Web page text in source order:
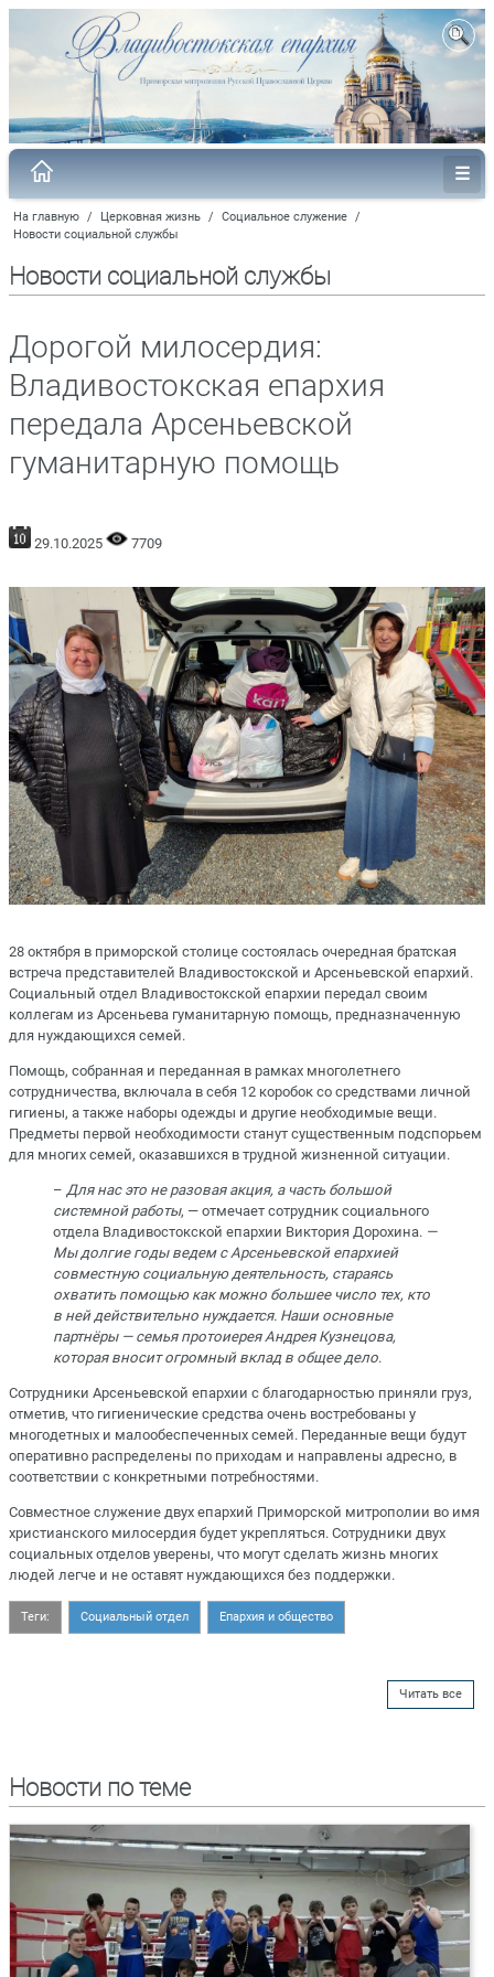
На главную / Церковная жизнь / Социальное служение /
Новости социальной службы
Новости социальной службы
Дорогой милосердия:
Владивостокская епархия
передала Арсеньевской
гуманитарную помощь
29.10.2025 7709
28 октября в приморской столице состоялась очередная братская
встреча представителей Владивостокской и Арсеньевской епархий.
Социальный отдел Владивостокской епархии передал своим
коллегам из Арсеньева гуманитарную помощь, предназначенную
для нуждающихся семей.
Помощь, собранная и переданная в рамках многолетнего
сотрудничества, включала в себя 12 коробок со средствами личной
гигиены, а также наборы одежды и другие необходимые вещи.
Предметы первой необходимости станут существенным подспорьем
для многих семей, оказавшихся в трудной жизненной ситуации.
– Для нас это не разовая акция, а часть большой
системной работы, — отмечает сотрудник социального
отдела Владивостокской епархии Виктория Дорохина. —
Мы долгие годы ведем с Арсеньевской епархией
совместную социальную деятельность, стараясь
охватить помощью как можно большее число тех, кто
в ней действительно нуждается. Наши основные
партнёры — семья протоиерея Андрея Кузнецова,
которая вносит огромный вклад в общее дело.
Сотрудники Арсеньевской епархии с благодарностью приняли груз,
отметив, что гигиенические средства очень востребованы у
многодетных и малообеспеченных семей. Переданные вещи будут
оперативно распределены по приходам и направлены адресно, в
соответствии с конкретными потребностями.
Совместное служение двух епархий Приморской митрополии во имя
христианского милосердия будет укрепляться. Сотрудники двух
социальных отделов уверены, что могут сделать жизнь многих
людей легче и не оставят нуждающихся без поддержки.
Теги: Социальный отдел Епархия и общество
Читать все
Новости по теме